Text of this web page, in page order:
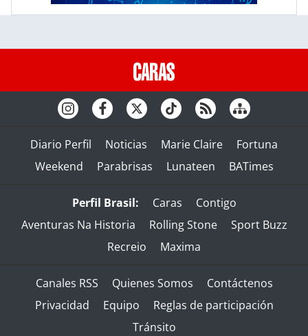
Diario Perfil Noticias Marie Claire
Fortuna
Weekend
Parabrisas Lunateen BATimes
Perfil Brasil: Caras
Contigo
Aventuras Na Historia
Rolling Stone
Sport Buzz
Recreio
Maxima
Canales RSS Quienes Somos
Contáctenos
Privacidad
Equipo
Reglas de participación
Tránsito